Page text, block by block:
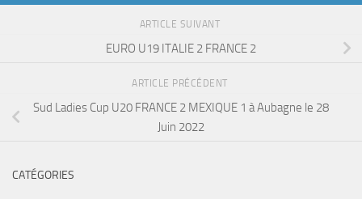
ARTICLE SUIVANT
EURO U19 ITALIE 2 FRANCE 2
ARTICLE PRÉCÉDENT
Sud Ladies Cup U20 FRANCE 2 MEXIQUE 1 à Aubagne le 28
Juin 2022
CATÉGORIES